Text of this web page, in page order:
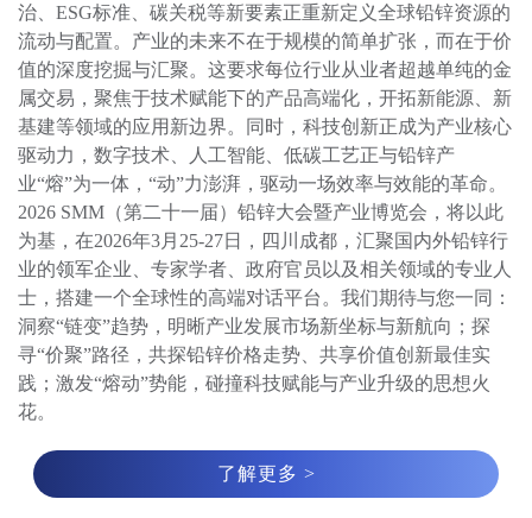
治、ESG标准、碳关税等新要素正重新定义全球铅锌资源的
流动与配置。产业的未来不在于规模的简单扩张，而在于价
值的深度挖掘与汇聚。这要求每位行业从业者超越单纯的金
属交易，聚焦于技术赋能下的产品高端化，开拓新能源、新
基建等领域的应用新边界。同时，科技创新正成为产业核心
驱动力，数字技术、人工智能、低碳工艺正与铅锌产
业“熔”为一体，“动”力澎湃，驱动一场效率与效能的革命。
2026 SMM（第二十一届）铅锌大会暨产业博览会，将以此
为基，在2026年3月25-27日，四川成都，汇聚国内外铅锌行
业的领军企业、专家学者、政府官员以及相关领域的专业人
士，搭建一个全球性的高端对话平台。我们期待与您一同：
洞察“链变”趋势，明晰产业发展市场新坐标与新航向；探
寻“价聚”路径，共探铅锌价格走势、共享价值创新最佳实
践；激发“熔动”势能，碰撞科技赋能与产业升级的思想火
花。
了解更多 >